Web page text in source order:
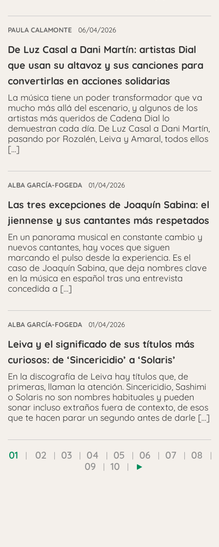
PAULA CALAMONTE 06/04/2026
De Luz Casal a Dani Martín: artistas Dial
que usan su altavoz y sus canciones para
convertirlas en acciones solidarias
La música tiene un poder transformador que va
mucho más allá del escenario, y algunos de los
artistas más queridos de Cadena Dial lo
demuestran cada día. De Luz Casal a Dani Martín,
pasando por Rozalén, Leiva y Amaral, todos ellos
[…]
ALBA GARCÍA-FOGEDA 01/04/2026
Las tres excepciones de Joaquín Sabina: el
jiennense y sus cantantes más respetados
En un panorama musical en constante cambio y
nuevos cantantes, hay voces que siguen
marcando el pulso desde la experiencia. Es el
caso de Joaquín Sabina, que deja nombres clave
en la música en español tras una entrevista
concedida a […]
ALBA GARCÍA-FOGEDA 01/04/2026
Leiva y el significado de sus títulos más
curiosos: de ‘Sincericidio’ a ‘Solaris’
En la discografía de Leiva hay títulos que, de
primeras, llaman la atención. Sincericidio, Sashimi
o Solaris no son nombres habituales y pueden
sonar incluso extraños fuera de contexto, de esos
que te hacen parar un segundo antes de darle […]
01 02 03 04 05 06 07
08
09
10